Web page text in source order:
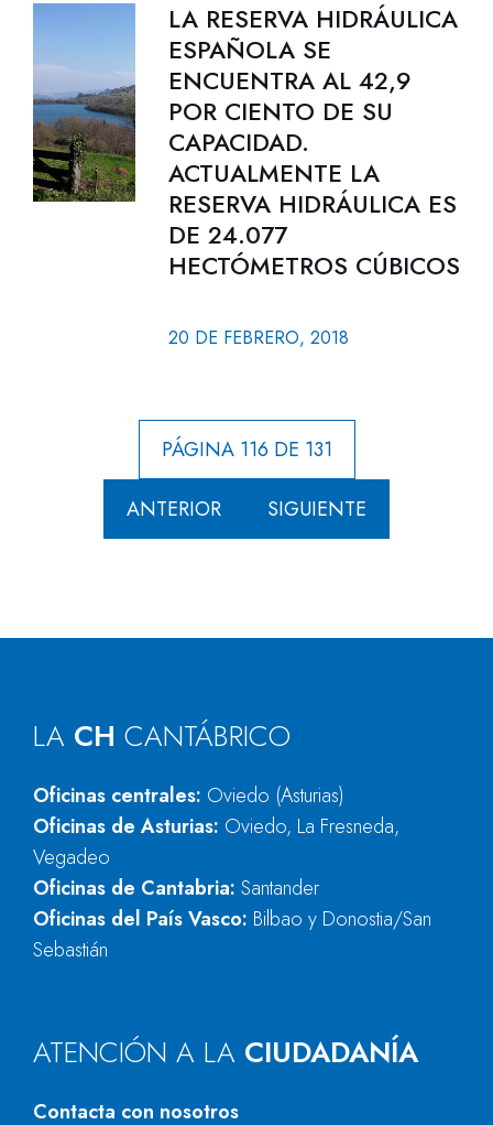
LA RESERVA HIDRÁULICA
ESPAÑOLA SE
ENCUENTRA AL 42,9
POR CIENTO DE SU
CAPACIDAD.
ACTUALMENTE LA
RESERVA HIDRÁULICA ES
DE 24.077
HECTÓMETROS CÚBICOS
20 DE FEBRERO, 2018
PÁGINA 116 DE 131
ANTERIOR SIGUIENTE
LA CH CANTÁBRICO
Oficinas centrales: Oviedo (Asturias)
Oficinas de Asturias: Oviedo, La Fresneda,
Vegadeo
Oficinas de Cantabria: Santander
Oficinas del País Vasco: Bilbao y Donostia/San
Sebastián
ATENCIÓN A LA CIUDADANÍA
Contacta con nosotros